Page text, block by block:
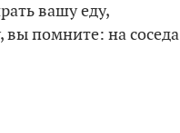
вашу еду,
вы помните: на соседа